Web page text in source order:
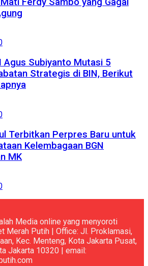
Agus Subiyanto Mutasi 5
Strategis di BIN, Berikut
Terbitkan Perpres Baru untuk
Kelembagaan BGN
MK
Media online yang menyoroti
Merah Putih | Office: Jl. Proklamasi,
Kec. Menteng, Kota Jakarta Pusat,
Jakarta 10320 | email: